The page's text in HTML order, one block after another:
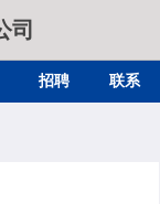
司
招聘 联系